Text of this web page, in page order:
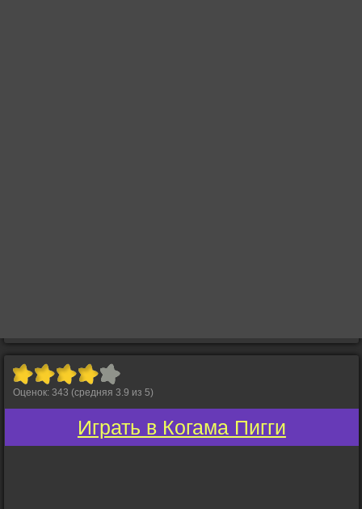
Оценок: 343 (средняя 3.9 из 5)
Играть в Когама Пигги